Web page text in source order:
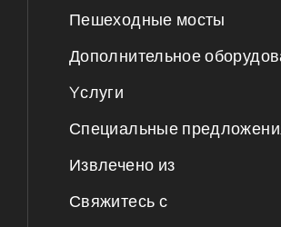
Пешеходные мосты
Дополнительное
Yслуги
Специальные
Извлечено из
Свяжитесь с